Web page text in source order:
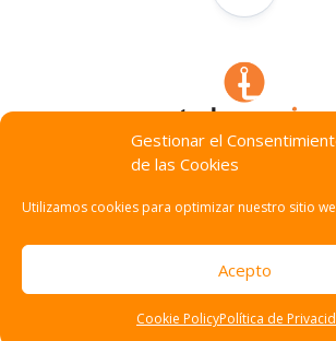
Gestionar el
de las Cookies
Utilizamos cookies para optimizar nuestro sitio
Acepto
Cookie PolicyPolítica de
Technocracia © 2026. Todos Los